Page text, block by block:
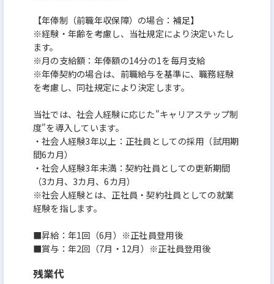
【年俸制（前職年収保障）の場合：補足】
※経験・年齢を考慮し、当社規定により決定いたし
ます。
※月の支給額：年俸額の14分の1を毎月支給
※年俸契約の場合は、前職給与を基準に、職務経験
を考慮し、同社規定により決定します。
当社では、社会人経験に応じた"キャリアステップ制
度"を導入しています。
・社会人経験3年以上：正社員としての採用（試用期
間6カ月）
・社会人経験3年未満：契約社員としての更新期間
（3カ月、3カ月、6カ月）
※社会人経験とは、正社員・契約社員としての就業
経験を指します。
■昇給：年1回（6月）※正社員登用後
■賞与：年2回（7月・12月）※正社員登用後
残業代